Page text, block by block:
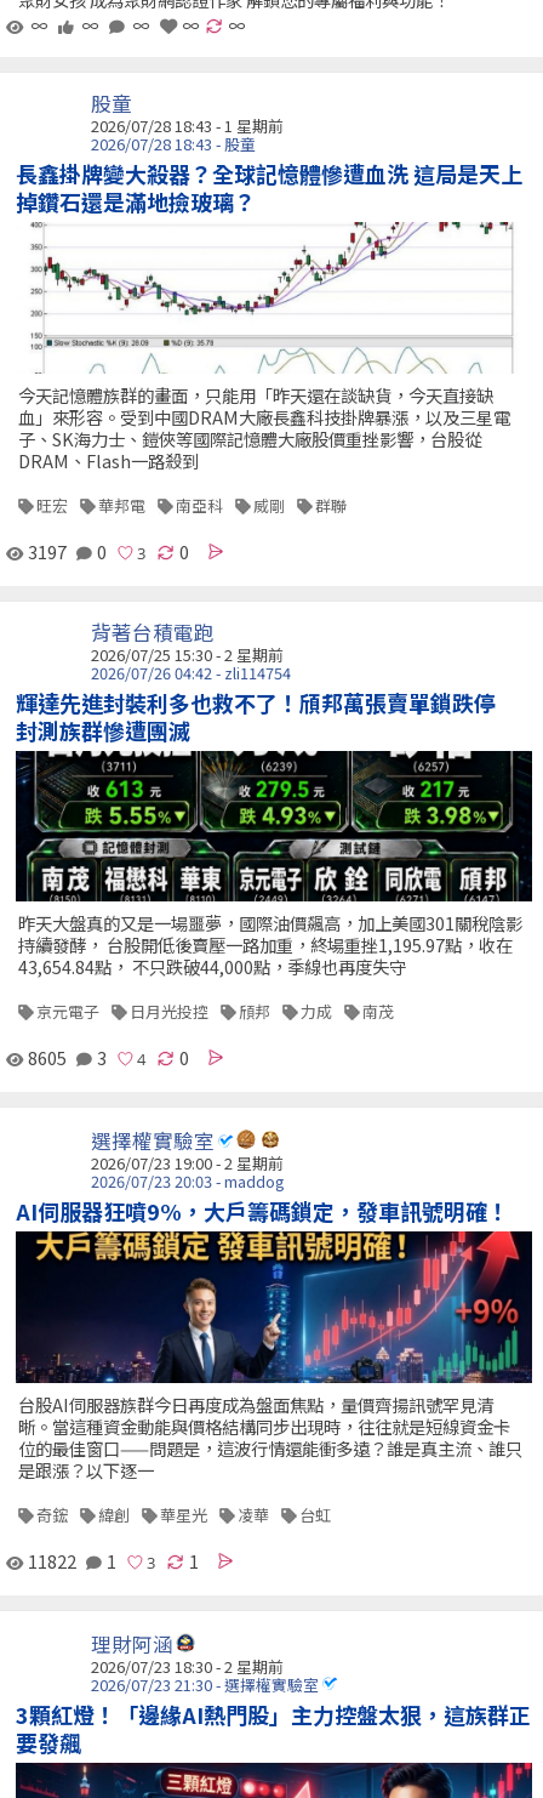
∞
∞ ∞ ∞ ∞
股童
2026/07/28 18:43 - 1 星期前
2026/07/28 18:43 - 股童
長鑫掛牌變大殺器？全球記憶體慘遭血洗 這局是天上
掉鑽石還是滿地撿玻璃？
今天記憶體族群的畫面，只能用「昨天還在談缺貨，今天直接缺
血」來形容。受到中國DRAM大廠長鑫科技掛牌暴漲，以及三星電
子、SK海力士、鎧俠等國際記憶體大廠股價重挫影響，台股從
DRAM、Flash一路殺到
旺宏 華邦電 南亞科 威剛 群聯
3197 0 0
背著台積電跑
2026/07/25 15:30 - 2 星期前
2026/07/26 04:42 - zli114754
輝達先進封裝利多也救不了！頎邦萬張賣單鎖跌停
封測族群慘遭團滅
昨天大盤真的又是一場噩夢，國際油價飆高，加上美國301關稅陰影
持續發酵， 台股開低後賣壓一路加重，終場重挫1,195.97點，收在
43,654.84點， 不只跌破44,000點，季線也再度失守
京元電子 日月光投控 頎邦 力成 南茂
8605 3 0
選擇權實驗室
2026/07/23 19:00 - 2 星期前
2026/07/23 20:03 - maddog
AI伺服器狂噴9%，大戶籌碼鎖定，發車訊號明確！
台股AI伺服器族群今日再度成為盤面焦點，量價齊揚訊號罕見清
晰。當這種資金動能與價格結構同步出現時，往往就是短線資金卡
位的最佳窗口——問題是，這波行情還能衝多遠？誰是真主流、誰只
是跟漲？以下逐一
奇鋐 緯創 華星光 凌華 台虹
11822 1 1
理財阿涵
2026/07/23 18:30 - 2 星期前
2026/07/23 21:30 - 選擇權實驗室
3顆紅燈！「邊緣AI熱門股」主力控盤太狠，這族群正
要發飆